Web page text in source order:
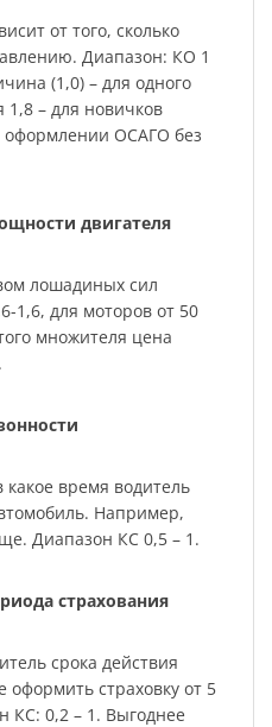
от того, сколько
Диапазон: КО 1
(1,0) – для одного
– для новичков
оформлении ОСАГО без
двигателя
лошадиных сил
1,6, для моторов от 50
множителя цена
время водитель
Например,
Диапазон КС 0,5 – 1.
страхования
срока действия
оформить страховку от 5
КС: 0,2 – 1. Выгоднее